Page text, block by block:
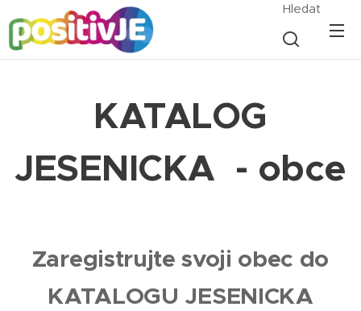
Hledat
KATALOG
JESENICKA - obce
Zaregistrujte svoji obec do
KATALOGU JESENICKA